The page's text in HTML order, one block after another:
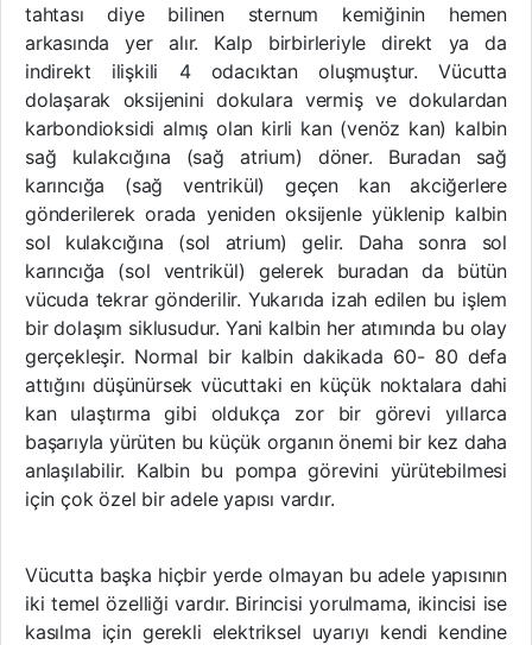
tahtası diye bilinen sternum kemiğinin hemen
arkasında yer alır. Kalp birbirleriyle direkt ya da
indirekt ilişkili 4 odacıktan oluşmuştur. Vücutta
dolaşarak oksijenini dokulara vermiş ve dokulardan
karbondioksidi almış olan kirli kan (venöz kan) kalbin
sağ kulakcığına (sağ atrium) döner. Buradan sağ
karıncığa (sağ ventrikül) geçen kan akciğerlere
gönderilerek orada yeniden oksijenle yüklenip kalbin
sol kulakcığına (sol atrium) gelir. Daha sonra sol
karıncığa (sol ventrikül) gelerek buradan da bütün
vücuda tekrar gönderilir. Yukarıda izah edilen bu işlem
bir dolaşım siklusudur. Yani kalbin her atımında bu olay
gerçekleşir. Normal bir kalbin dakikada 60- 80 defa
attığını düşünürsek vücuttaki en küçük noktalara dahi
kan ulaştırma gibi oldukça zor bir görevi yıllarca
başarıyla yürüten bu küçük organın önemi bir kez daha
anlaşılabilir. Kalbin bu pompa görevini yürütebilmesi
için çok özel bir adele yapısı vardır.
Vücutta başka hiçbir yerde olmayan bu adele yapısının
iki temel özelliği vardır. Birincisi yorulmama, ikincisi ise
kasılma için gerekli elektriksel uyarıyı kendi kendine